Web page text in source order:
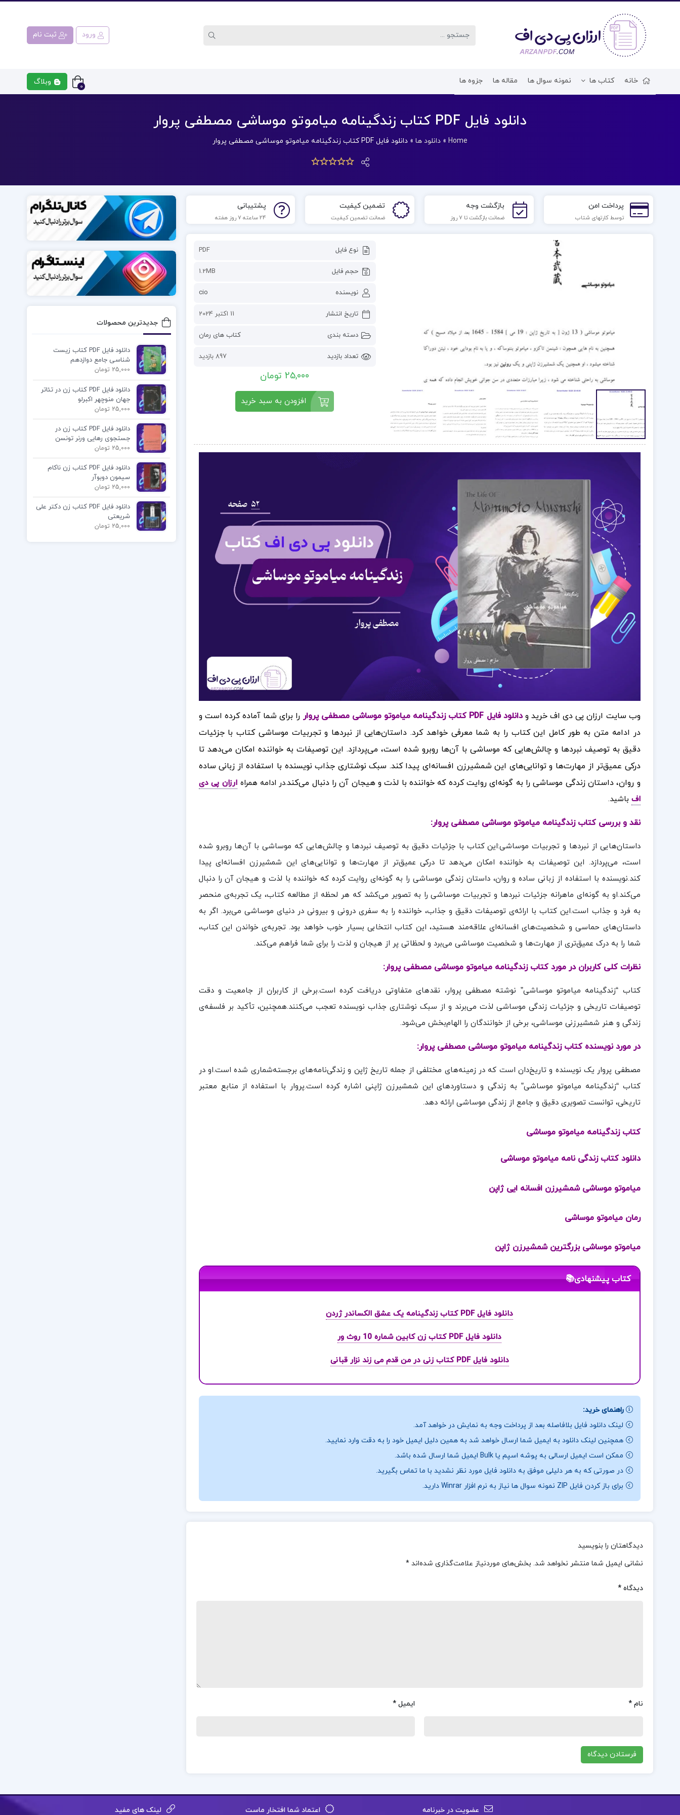
ورود ثبت نام
خانه کتاب ها نمونه سوال ها مقاله ها جزوه ها
0 وبلاگ
دانلود فایل PDF کتاب زندگینامه میاموتو موساشی مصطفی پروار
Home
» دانلود ها » دانلود فایل PDF کتاب زندگینامه میاموتو موساشی مصطفی پروار
پرداخت امن
توسط کارتهای شتاب
بازگشت وجه
ضمانت بازگشت تا 7 روز
تضمین کیفیت
ضمانت تضمین کیفیت
پشتیبانی
24 ساعته 7 روز هفته
نوع فایل PDF
حجم فایل 1.2MB
نویسنده cio
تاریخ انتشار 11 اکتبر 2024
دسته بندی کتاب های رمان
تعداد بازدید 897 بازدید
25,000 تومان
افزودن به سبد خرید
وب سایت ارزان پی دی اف خرید ودانلود فایل PDF کتاب زندگینامه میاموتو موساشی مصطفی پروار
را برای شما آماده کرده است و
در ادامه متن به طور کامل این کتاب را به شما معرفی خواهد کرد.داستان‌هایی از نبردها و تجربیات موساشی کتاب با جزئیات
دقیق به توصیف نبردها و چالش‌هایی که موساشی با آن‌ها روبرو شده است، می‌پردازد. این توصیفات به خواننده امکان می‌دهد تا
درکی عمیق‌تر از مهارت‌ها و توانایی‌های این شمشیرزن افسانه‌ای پیدا کند. سبک نوشتاری جذاب نویسنده با استفاده از زبانی ساده
و روان، داستان زندگی موساشی را به گونه‌ای روایت کرده که خواننده با لذت و هیجان آن را دنبال می‌کند.در ادامه همراه ارزان پی دی
اف باشید.
نقد و بررسی کتاب زندگینامه میاموتو موساشی مصطفی پروار:
داستان‌هایی از نبردها و تجربیات موساشی:این کتاب با جزئیات دقیق به توصیف نبردها و چالش‌هایی که موساشی با آن‌ها روبرو شده
است، می‌پردازد. این توصیفات به خواننده امکان می‌دهد تا درکی عمیق‌تر از مهارت‌ها و توانایی‌های این شمشیرزن افسانه‌ای پیدا
کند.نویسنده با استفاده از زبانی ساده و روان، داستان زندگی موساشی را به گونه‌ای روایت کرده که خواننده با لذت و هیجان آن را دنبال
می‌کند.او به گونه‌ای ماهرانه جزئیات نبردها و تجربیات موساشی را به تصویر می‌کشد که هر لحظه از مطالعه کتاب، یک تجربه‌ی منحصر
به فرد و جذاب است.این کتاب با ارائه‌ی توصیفات دقیق و جذاب، خواننده را به سفری درونی و بیرونی در دنیای موساشی می‌برد. اگر به
داستان‌های حماسی و شخصیت‌های افسانه‌ای علاقه‌مند هستید، این کتاب انتخابی بسیار خوب خواهد بود. تجربه‌ی خواندن این کتاب،
شما را به درک عمیق‌تری از مهارت‌ها و شخصیت موساشی می‌برد و لحظاتی پر از هیجان و لذت را برای شما فراهم می‌کند.
نظرات کلی کاربران در مورد کتاب زندگینامه میاموتو موساشی مصطفی پروار:
کتاب “زندگینامه میاموتو موساشی” نوشته مصطفی پروار، نقدهای متفاوتی دریافت کرده است.برخی از کاربران از جامعیت و دقت
توصیفات تاریخی و جزئیات زندگی موساشی لذت می‌برند و از سبک نوشتاری جذاب نویسنده تعجب می‌کنند.همچنین، تأکید بر فلسفه‌ی
زندگی و هنر شمشیرزنی موساشی، برخی از خوانندگان را الهام‌بخش می‌شود.
در مورد نویسنده کتاب زندگینامه میاموتو موساشی مصطفی پروار:
مصطفی پروار یک نویسنده و تاریخ‌دان است که در زمینه‌های مختلفی از جمله تاریخ ژاپن و زندگی‌نامه‌های برجسته‌شماری شده است.او در
کتاب “زندگینامه میاموتو موساشی” به زندگی و دستاوردهای این شمشیرزن ژاپنی اشاره کرده است.پروار با استفاده از منابع معتبر
تاریخی، توانست تصویری دقیق و جامع از زندگی موساشی ارائه دهد.
کتاب زندگینامه میاموتو موساشی
دانلود کتاب زندگی نامه میاموتو موساشی
میاموتو موساشی شمشیرزن افسانه ایی ژاپن
رمان میاموتو موساشی
میاموتو موساشی بزرگترین شمشیرزن ژاپن
کتاب پیشنهادی📚
دانلود فایل PDF کتاب زندگینامه یک عشق الکساندر ژردن
دانلود فایل PDF کتاب زن کابین شماره 10 روث ور
دانلود فایل PDF کتاب زنی در من قدم می زند نزار قبانی
راهنمای خرید:
لینک دانلود فایل بلافاصله بعد از پرداخت وجه به نمایش در خواهد آمد.
همچنین لینک دانلود به ایمیل شما ارسال خواهد شد به همین دلیل ایمیل خود را به دقت وارد نمایید.
ممکن است ایمیل ارسالی به پوشه اسپم یا Bulk ایمیل شما ارسال شده باشد.
در صورتی که به هر دلیلی موفق به دانلود فایل مورد نظر نشدید با ما تماس بگیرید.
برای باز کردن فایل ZIP نمونه سوال ها نیاز به نرم افزار Winrar دارید.
دیدگاهتان را بنویسید
نشانی ایمیل شما منتشر نخواهد شد. بخش‌های موردنیاز علامت‌گذاری شده‌اند*
دیدگاه*
نام* ایمیل *
جدیدترین محصولات
دانلود فایل PDF کتاب زیست
شناسی جامع دوازدهم
25,000 تومان
دانلود فایل PDF کتاب زن در تئاتر
جهان منوچهر اکبرلو
25,000 تومان
دانلود فایل PDF کتاب زن در
جستجوی رهایی ورنر تونسن
25,000 تومان
دانلود فایل PDF کتاب زن ناکام
سیمون دوبوآر
25,000 تومان
دانلود فایل PDF کتاب زن دکتر علی
شریعتی
25,000 تومان
عضویت در خبرنامه اعتماد شما افتخار ماست لینک های مفید